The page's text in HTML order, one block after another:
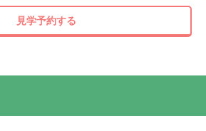
見学予約する